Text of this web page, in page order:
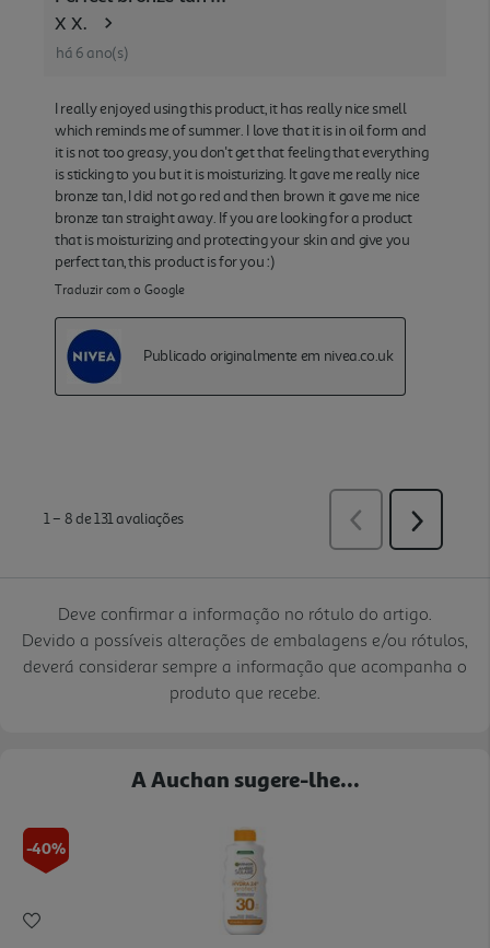
Deve confirmar a informação no rótulo do artigo.
Devido a possíveis alterações de embalagens e/ou rótulos,
deverá considerar sempre a informação que acompanha o
produto que recebe.
A Auchan sugere-lhe...
-40%